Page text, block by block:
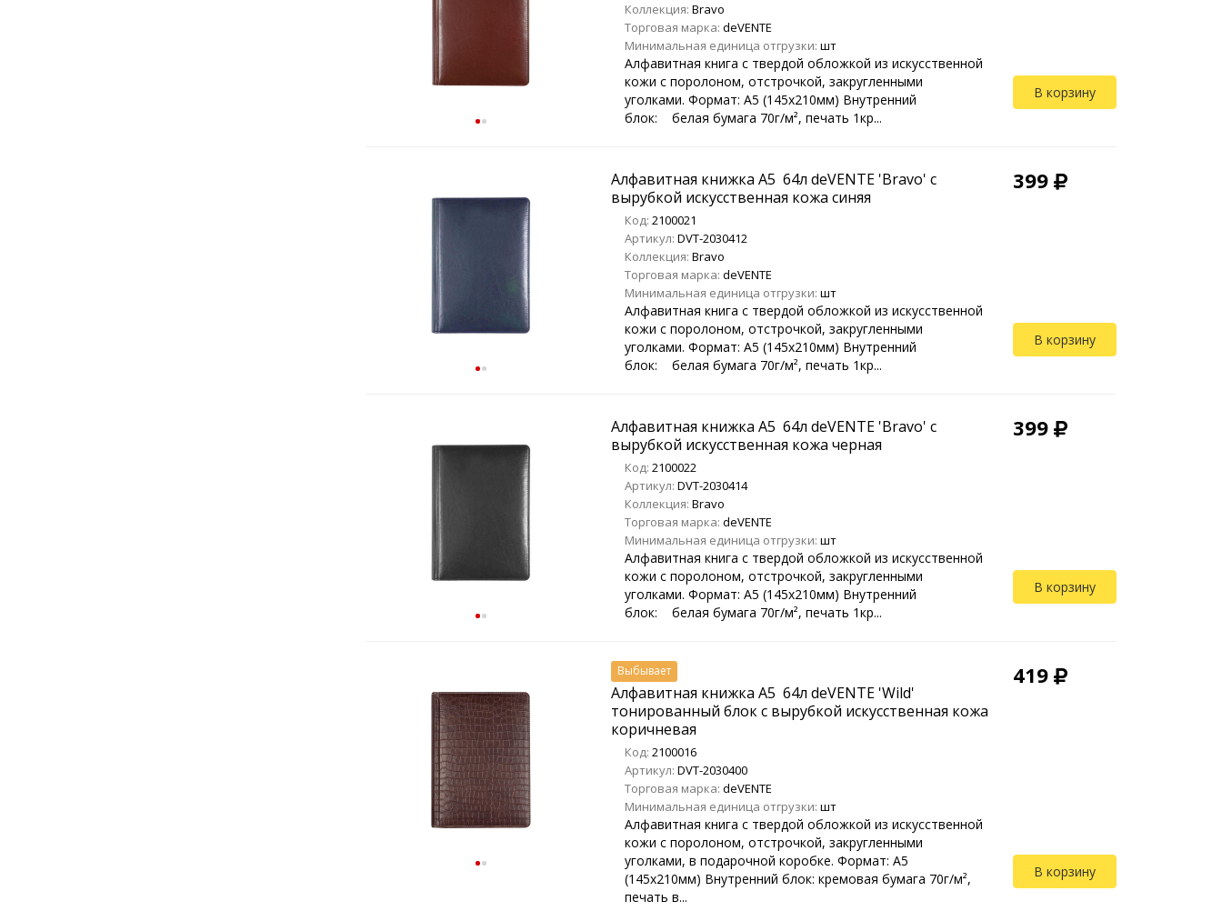
Коллекция: Bravo
Торговая марка: deVENTE
Минимальная единица отгрузки: шт
Алфавитная книга с твердой обложкой из искусственной
кожи с поролоном, отстрочкой, закругленными
уголками. Формат: А5 (145х210мм) Внутренний
блок: белая бумага 70г/м², печать 1кр...
В корзину
Алфавитная книжка A5 64л deVENTE 'Bravo' с
вырубкой искусственная кожа синяя
399
Код: 2100021
Артикул: DVT-2030412
Коллекция: Bravo
Торговая марка: deVENTE
Минимальная единица отгрузки: шт
Алфавитная книга с твердой обложкой из искусственной
кожи с поролоном, отстрочкой, закругленными
уголками. Формат: А5 (145х210мм) Внутренний
блок: белая бумага 70г/м², печать 1кр...
В корзину
Алфавитная книжка A5 64л deVENTE 'Bravo' с
вырубкой искусственная кожа черная
399
Код: 2100022
Артикул: DVT-2030414
Коллекция: Bravo
Торговая марка: deVENTE
Минимальная единица отгрузки: шт
Алфавитная книга с твердой обложкой из искусственной
кожи с поролоном, отстрочкой, закругленными
уголками. Формат: А5 (145х210мм) Внутренний
блок: белая бумага 70г/м², печать 1кр...
В корзину
Выбывает
Алфавитная книжка A5 64л deVENTE 'Wild'
тонированный блок с вырубкой искусственная кожа
коричневая
419
Код: 2100016
Артикул: DVT-2030400
Торговая марка: deVENTE
Минимальная единица отгрузки: шт
Алфавитная книга с твердой обложкой из искусственной
кожи с поролоном, отстрочкой, закругленными
уголками, в подарочной коробке. Формат: А5
(145х210мм) Внутренний блок: кремовая бумага 70г/м²,
печать в...
В корзину